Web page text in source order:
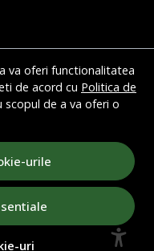
va oferi functionalitatea
de acord cu Politica de
scopul de a va oferi o
urile
uri